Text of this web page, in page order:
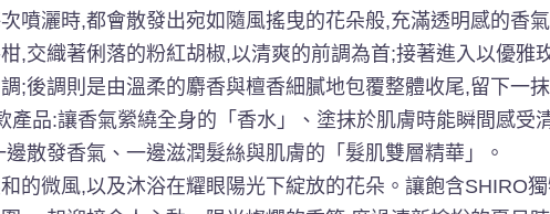
噴灑時,都會散發出宛如隨風搖曳的花朵般,充滿透明感的香氣
,交織著俐落的粉紅胡椒,以清爽的前調為首;接著進入以優雅
;後調則是由溫柔的麝香與檀香細膩地包覆整體收尾,留下一
產品:讓香氣縈繞全身的「香水」、塗抹於肌膚時能瞬間感受
邊散發香氣、一邊滋潤髮絲與肌膚的「髮肌雙層精華」。
的微風,以及沐浴在耀眼陽光下綻放的花朵。讓飽含SHIRO